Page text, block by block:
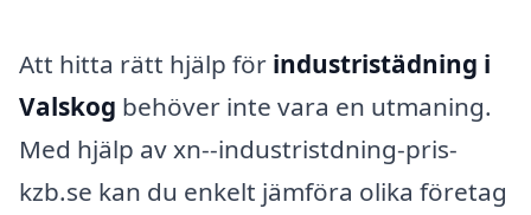
Att hitta rätt hjälp för industristädning i
Valskog behöver inte vara en utmaning.
Med hjälp av xn--industristdning-pris-
kzb.se kan du enkelt jämföra olika företag